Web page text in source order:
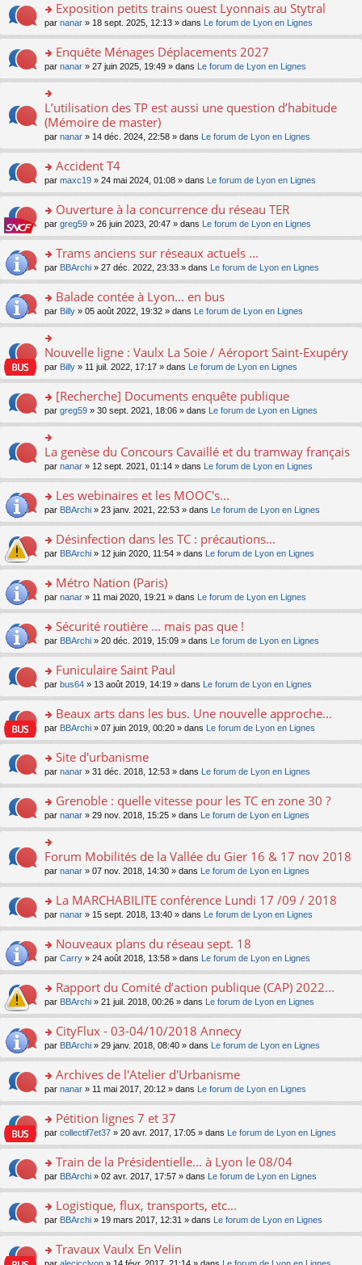
ult
er
le
m
e
s
g
e
n
o
lu
le
pl
u
s
e
nt
o
n
ult
er
le
m
s
a
e
n
o
lu
le
pl
u
s
e
nt
Exposition petits trains ouest Lyonnais au Stytral
par nanar » 18 sept. 2025, 12:13 » dans Le forum de Lyon en Lignes
o
n
s
ult
er
le
m
e
s
a
e
n
o
lu
le
pl
u
s
c
nt
Enquête Ménages Déplacements 2027
par nanar » 27 juin 2025, 19:49 » dans Le forum de Lyon en Lignes
n
s
ult
er
le
m
e
s
a
g
e
n
lu
le
pl
u
s
c
e
nt
L’utilisation des TP est aussi une question d’habitude
(Mémoire de master)
par nanar » 14 déc. 2024, 22:58 » dans Le forum de Lyon en Lignes
o
n
ult
er
le
m
e
a
g
e
n
o
lu
pl
u
s
ré
c
e
nt
Accident T4
par maxc19 » 24 mai 2024, 01:08 » dans Le forum de Lyon en Lignes
o
n
ult
er
le
m
e
s
g
e
n
o
lu
pl
u
s
ré
e
nt
Ouverture à la concurrence du réseau TER
par greg59 » 26 juin 2023, 20:47 » dans Le forum de Lyon en Lignes
o
n
ult
er
le
m
e
s
g
e
n
o
n
le
u
s
ré
e
nt
Trams anciens sur réseaux actuels ...
par BBArchi » 27 déc. 2022, 23:33 » dans Le forum de Lyon en Lignes
o
n
s
ult
er
le
m
e
s
a
e
n
o
n
le
u
s
ré
e
nt
Balade contée à Lyon... en bus
par Billy » 05 août 2022, 19:32 » dans Le forum de Lyon en Lignes
o
n
er
le
m
e
s
a
g
e
n
o
lu
le
pl
u
s
e
nt
Nouvelle ligne : Vaulx La Soie / Aéroport Saint-Exupéry
par Billy » 11 juil. 2022, 17:17 » dans Le forum de Lyon en Lignes
o
n
s
ult
er
le
m
e
s
g
e
n
o
lu
pl
u
s
c
e
nt
[Recherche] Documents enquête publique
par greg59 » 30 sept. 2021, 18:06 » dans Le forum de Lyon en Lignes
n
er
le
m
e
s
a
g
e
n
n
lu
le
pl
u
c
e
nt
La genèse du Concours Cavaillé et du tramway français
par nanar » 12 sept. 2021, 01:14 » dans Le forum de Lyon en Lignes
o
n
ult
er
le
m
e
a
g
e
n
n
le
pl
u
ré
c
e
nt
Les webinaires et les MOOC's...
par BBArchi » 23 janv. 2021, 22:53 » dans Le forum de Lyon en Lignes
o
n
ult
er
le
m
e
a
g
e
n
n
le
pl
u
ré
c
e
nt
Désinfection dans les TC : précautions...
par BBArchi » 12 juin 2020, 11:54 » dans Le forum de Lyon en Lignes
o
n
ult
er
le
m
e
a
g
e
n
n
le
pl
u
s
ré
c
e
nt
Métro Nation (Paris)
par nanar » 11 mai 2020, 19:21 » dans Le forum de Lyon en Lignes
o
n
ult
er
le
m
e
a
g
e
n
n
le
pl
u
s
c
e
nt
Sécurité routière ... mais pas que !
par BBArchi » 20 déc. 2019, 15:09 » dans Le forum de Lyon en Lignes
o
n
ult
er
le
m
e
a
g
e
n
o
lu
pl
u
s
c
e
nt
Funiculaire Saint Paul
par bus64 » 13 août 2019, 14:19 » dans Le forum de Lyon en Lignes
o
n
ult
er
le
m
e
s
g
e
n
o
lu
pl
u
s
c
e
nt
Beaux arts dans les bus. Une nouvelle approche...
par BBArchi » 07 juin 2019, 00:20 » dans Le forum de Lyon en Lignes
o
n
ult
er
le
m
e
s
g
e
n
o
lu
pl
u
s
c
e
nt
Site d'urbanisme
par nanar » 31 déc. 2018, 12:53 » dans Le forum de Lyon en Lignes
o
n
s
ult
er
le
m
e
s
g
e
n
o
lu
pl
u
s
c
e
nt
Grenoble : quelle vitesse pour les TC en zone 30 ?
par nanar » 29 nov. 2018, 15:25 » dans Le forum de Lyon en Lignes
o
n
er
le
m
e
s
a
g
e
n
n
lu
le
pl
u
c
e
nt
Forum Mobilités de la Vallée du Gier 16 & 17 nov 2018
par nanar » 07 nov. 2018, 14:30 » dans Le forum de Lyon en Lignes
o
n
ult
er
le
m
e
a
g
e
n
n
le
pl
u
ré
c
e
nt
La MARCHABILITE conférence Lundi 17 /09 / 2018
par nanar » 15 sept. 2018, 13:40 » dans Le forum de Lyon en Lignes
o
n
ult
er
le
m
e
a
g
e
n
n
le
pl
u
ré
c
e
nt
Nouveaux plans du réseau sept. 18
par Carry » 24 août 2018, 13:58 » dans Le forum de Lyon en Lignes
o
n
ult
er
le
m
e
a
g
e
n
n
le
pl
u
ré
Rapport du Comité d’action publique (CAP) 2022...
par BBArchi » 21 juil. 2018, 00:26 » dans Le forum de Lyon en Lignes
o
n
ult
er
le
m
e
a
g
e
n
n
le
CityFlux - 03-04/10/2018 Annecy
par BBArchi » 29 janv. 2018, 08:40 » dans Le forum de Lyon en Lignes
o
n
ult
er
le
m
e
a
g
e
n
Archives de l'Atelier d'Urbanisme
par nanar » 11 mai 2017, 20:12 » dans Le forum de Lyon en Lignes
o
n
ult
er
le
m
e
a
Pétition lignes 7 et 37
par collectif7et37 » 20 avr. 2017, 17:05 » dans Le forum de Lyon en Lignes
o
n
ult
er
le
m
e
Train de la Présidentielle... à Lyon le 08/04
par BBArchi » 02 avr. 2017, 17:57 » dans Le forum de Lyon en Lignes
o
n
ult
Logistique, flux, transports, etc...
par BBArchi » 19 mars 2017, 12:31 » dans Le forum de Lyon en Lignes
Travaux Vaulx En Velin